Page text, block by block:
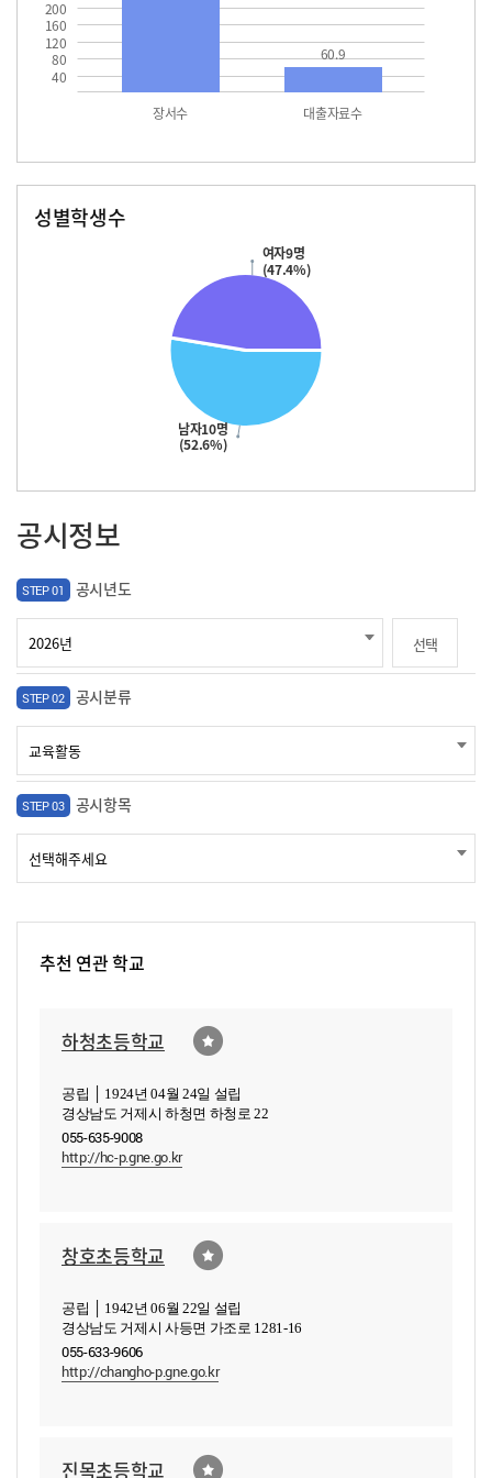
40
80
120
160
200
장서수 대출자료수
60.9
성별학생수
남자10명
(52.6%)
여자9명
(47.4%)
공시정보
STEP 01 공시년도
선택
STEP 02 공시분류
STEP 03 공시항목
추천 연관 학교
하청초등학교
공립 │ 1924년 04월 24일 설립
경상남도 거제시 하청면 하청로 22
055-635-9008
http://hc-p.gne.go.kr
창호초등학교
공립 │ 1942년 06월 22일 설립
경상남도 거제시 사등면 가조로 1281-16
055-633-9606
http://changho-p.gne.go.kr
진목초등학교